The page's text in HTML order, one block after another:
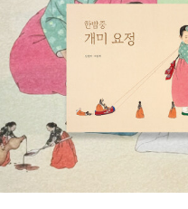
는 소중한 식사들을 생각한다.
과 함께하는 식사를 생각하며
리고 언제 우리 식사 한번 하지